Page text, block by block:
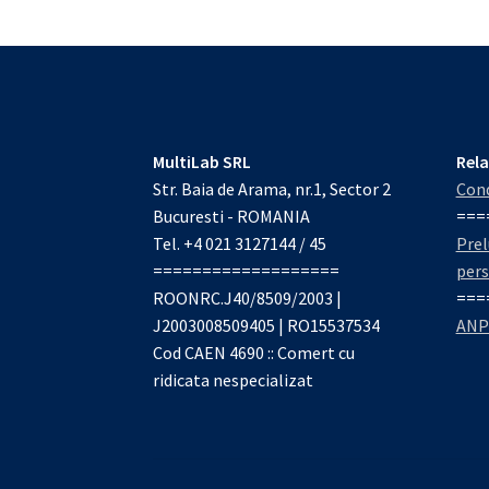
MultiLab SRL
Str. Baia de Arama, nr.1, Sector 2
Bucuresti - ROMANIA
Tel. +4 021 3127144 / 45
===================
ROONRC.J40/8509/2003 |
J2003008509405 | RO15537534
Cod CAEN 4690 :: Comert cu
ridicata nespecializat